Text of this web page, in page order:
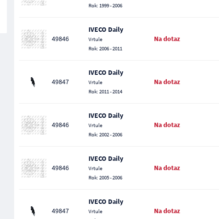
Rok: 1999 - 2006
49846
IVECO Daily
Vrtule
Rok: 2006 - 2011
Na dotaz
49847
IVECO Daily
Vrtule
Rok: 2011 - 2014
Na dotaz
49846
IVECO Daily
Vrtule
Rok: 2002 - 2006
Na dotaz
49846
IVECO Daily
Vrtule
Rok: 2005 - 2006
Na dotaz
49847
IVECO Daily
Vrtule
Na dotaz